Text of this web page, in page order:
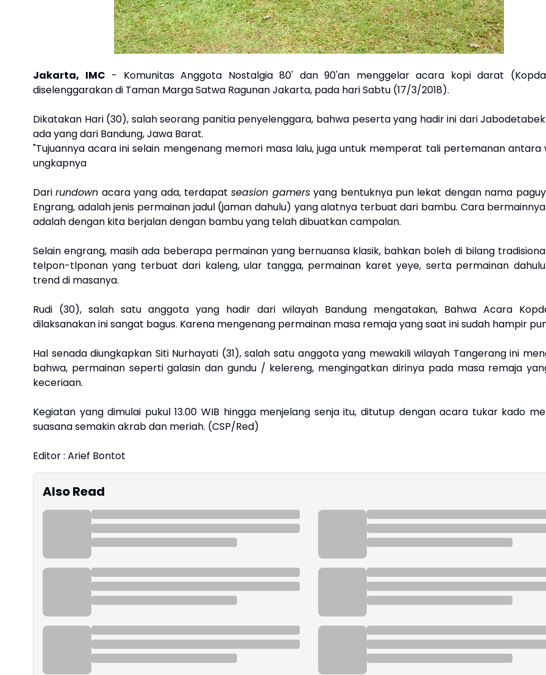
Jakarta, IMC - Komunitas Anggota Nostalgia 80' dan 90'an menggelar acara kopi darat
diselenggarakan di Taman Marga Satwa Ragunan Jakarta, pada hari Sabtu (17/3/2018).
Dikatakan Hari (30), salah seorang panitia penyelenggara, bahwa peserta yang hadir ini dari
ada yang dari Bandung, Jawa Barat.
"Tujuannya acara ini selain mengenang memori masa lalu, juga untuk memperat tali pertemanan antara
ungkapnya
Darirundown acara yang ada, terdapatseasion gamersyang bentuknya pun lekat dengan nama
Engrang, adalah jenis permainan jadul (jaman dahulu) yang alatnya terbuat dari bambu. Cara
adalah dengan kita berjalan dengan bambu yang telah dibuatkan campalan.
Selain engrang, masih ada beberapa permainan yang bernuansa klasik, bahkan boleh di bilang
telpon-tlponan yang terbuat dari kaleng, ular tangga, permainan karet yeye, serta permainan
trend di masanya.
Rudi (30), salah satu anggota yang hadir dari wilayah Bandung mengatakan, Bahwa Acara
dilaksanakan ini sangat bagus. Karena mengenang permainan masa remaja yang saat ini sudah hampir
Hal senada diungkapkan Siti Nurhayati (31), salah satu anggota yang mewakili wilayah Tangerang ini
bahwa, permainan seperti galasin dan gundu / kelereng, mengingatkan dirinya pada masa remaja
keceriaan.
Kegiatan yang dimulai pukul 13.00 WIB hingga menjelang senja itu, ditutup dengan acara tukar kado
suasana semakin akrab dan meriah. (CSP/Red)
Editor : Arief Bontot
Also Read